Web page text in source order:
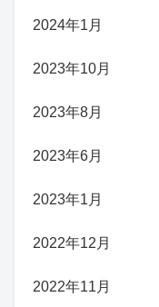
2024年1月
2023年10月
2023年8月
2023年6月
2023年1月
2022年12月
2022年11月